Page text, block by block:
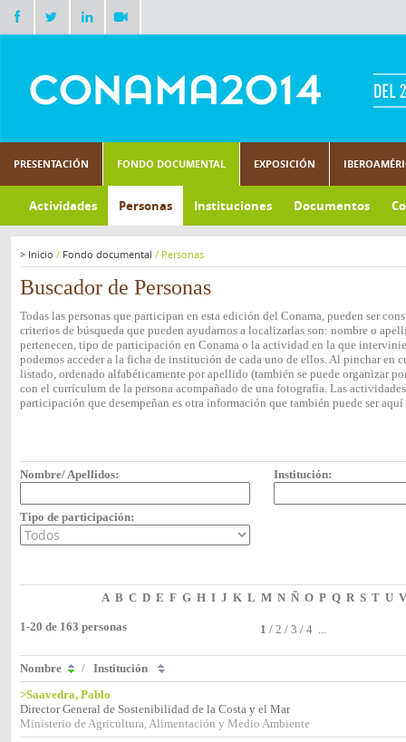
PRESENTACIÓN FONDO DOCUMENTAL EXPOSICIÓN
Actividades Personas Instituciones Documentos
> Inicio / Fondo documental / Personas
Buscador de Personas
Todas las personas que participan en esta edición del Conama, pueden ser
criterios de búsqueda que pueden ayudarnos a localizarlas son: nombre o
pertenecen, tipo de participación en Conama o la actividad en la que
podemos acceder a la ficha de institución de cada uno de ellos. Al pinchar en
listado, ordenado alfabéticamente por apellido (también se puede organizar
con el currículum de la persona acompañado de una fotografía. Las
participación que desempeñan es otra información que también puede ser
Nombre/ Apellidos: Institución:
Tipo de participación:
A B C D E F G H I J K L M N Ñ O P Q R S T U V
1-20 de 163 personas 1 / 2 / 3 / 4 ...
Nombre / Institución
>Saavedra, Pablo
Director General de Sostenibilidad de la Costa y el Mar
Ministerio de Agricultura, Alimentación y Medio Ambiente